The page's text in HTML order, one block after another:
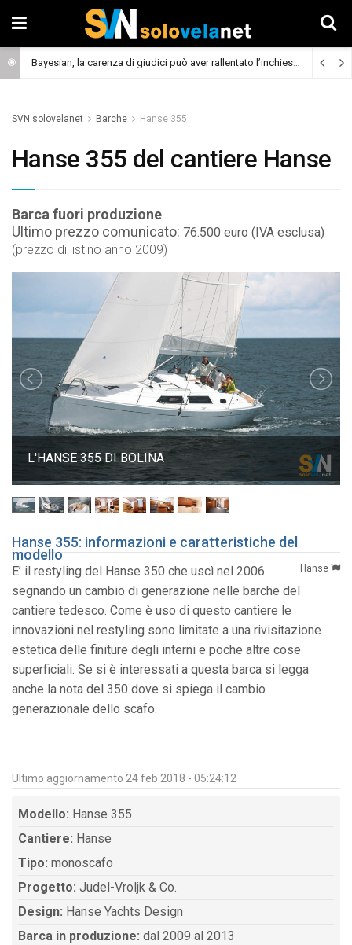
Bayesian, la carenza di giudici può aver rallentato l’inchiesta (Cronaca)
SVN solovelanet Barche Hanse 355
Hanse 355 del cantiere Hanse
Barca fuori produzione
Ultimo prezzo comunicato: 76.500 euro (IVA esclusa)
(prezzo di listino anno 2009)
L'HANSE 355 DI BOLINA
Hanse 355: informazioni e caratteristiche del
modello
Hanse
E’ il restyling del Hanse 350 che uscì nel 2006
segnando un cambio di generazione nelle barche del
cantiere tedesco. Come è uso di questo cantiere le
innovazioni nel restyling sono limitate a una rivisitazione
estetica delle finiture degli interni e poche altre cose
superficiali. Se si è interessati a questa barca si legga
anche la nota del 350 dove si spiega il cambio
generazionale dello scafo.
Ultimo aggiornamento 24 feb 2018 - 05:24:12
Modello: Hanse 355
Cantiere: Hanse
Tipo: monoscafo
Progetto: Judel-Vroljk & Co.
Design: Hanse Yachts Design
Barca in produzione:
dal 2009 al 2013